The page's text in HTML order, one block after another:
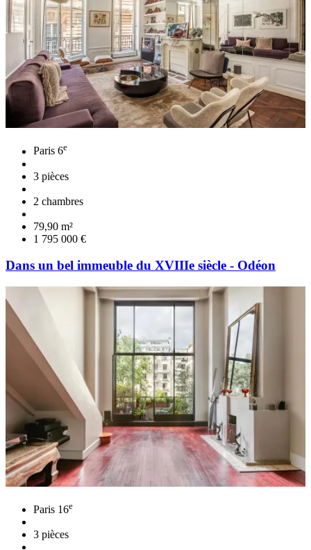
Paris 6e
3 pièces
2 chambres
79,90 m²
1 795 000 €
Dans un bel immeuble du XVIIIe siècle - Odéon
Paris 16e
3 pièces